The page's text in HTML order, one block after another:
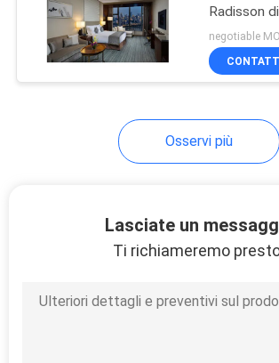
CONTATTICI
CITAZIONE
Radisson
negotiable
Osservi più
Lasciate un
Ti richiameremo